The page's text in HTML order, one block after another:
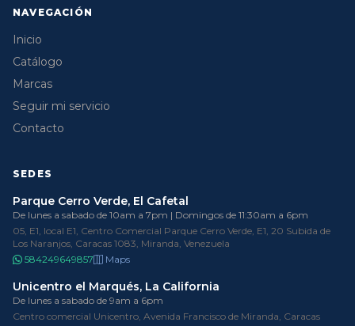
NAVEGACIÓN
Inicio
Catálogo
Marcas
Seguir mi servicio
Contacto
SEDES
Parque Cerro Verde, El Cafetal
De lunes a sabado de 10am a 7pm | Domingos de 11:30am a 6pm
05, E1, local E1, Centro Comercial Parque Cerro Verde, E1, 20 Subida de
Los Naranjos, Caracas 1083, Miranda, Venezuela
584249649857
Maps
Unicentro el Marqués, La California
De lunes a sabado de 9am a 6pm
Centro comercial Unicentro, Avenida Francisco de Miranda, Caracas